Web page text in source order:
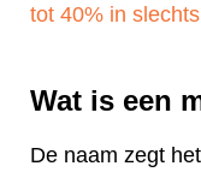
tot 40% in
Wat is een
De naam zegt